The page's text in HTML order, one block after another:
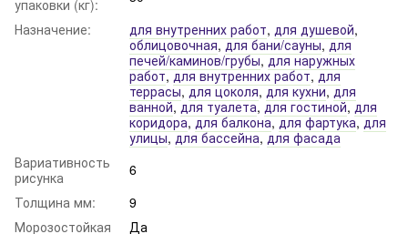
упаковки (кг):
Назначение:
для внутренних работ, для душевой,
облицовочная,для бани/сауны,для
печей/каминов/грубы,для наружных
работ,для внутренних работ,для
террасы,для цоколя,для кухни,для
ванной,для туалета, для гостиной,для
коридора,для балкона,для фартука,для
улицы,для бассейна,для фасада
Вариативность
рисунка
6
Толщина мм:
9
Морозостойкая
Да